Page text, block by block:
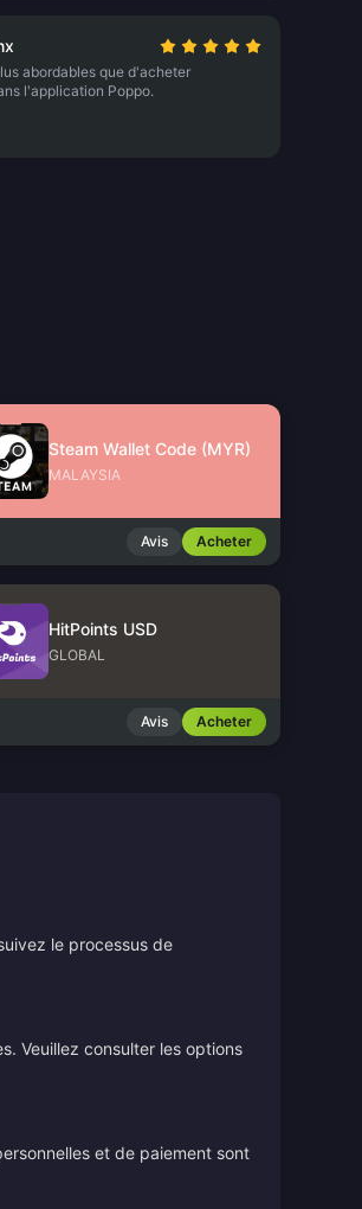
abordables que d'acheter
l'application Poppo.
Steam Wallet Code (MYR)
MALAYSIA
Avis Acheter
HitPoints USD
GLOBAL
Avis Acheter
le processus de
Veuillez consulter les options
et de paiement sont